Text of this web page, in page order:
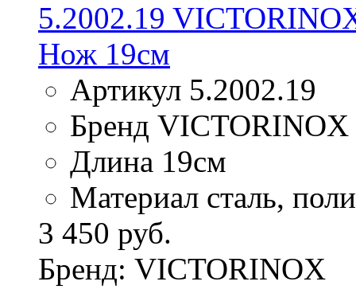
5.2002.19
Нож 19см
Артикул 5.2002.19
Бренд VICTORINOX
Длина 19см
Материал сталь,
3 450 руб.
Бренд: VICTORINOX